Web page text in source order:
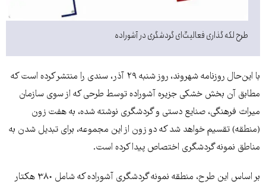
طرح لکه گذاری فعالیت‌ّای گردشگری در آشوراده
با این‌حال روزنامه شهروند، روز شنبه ۲۹ آذر، سندی را منتشر کرده است که
مطابق آن بخش خشکی جزیره آشوراده توسط طرحی که از سوی سازمان
میراث فرهنگی، صنایع دستی و گردشگری نوشته شده، به هفت زون
(منطقه) تقسیم خواهد شد که دو زون از این مجموعه، برای تبدیل شدن به
مناطق نمونه گردشگری اختصاص پیدا کرده است.
بر اساس این طرح، منطقه نمونه گردشگری آشوراده که شامل ٣٨٠ هکتار